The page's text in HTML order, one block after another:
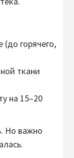
(до горячего,
ткани
на 15–20
Но важно